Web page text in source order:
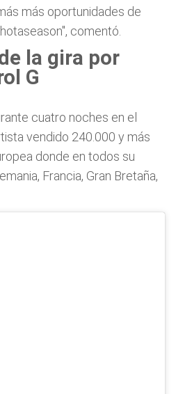
más oportunidades de
comentó.
la gira por
G
cuatro noches en el
vendido 240.000 y más
donde en todos su
Francia, Gran Bretaña,